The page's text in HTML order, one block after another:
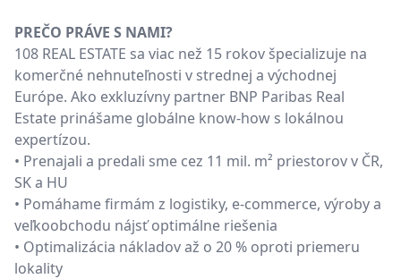
PREČO PRÁVE S NAMI?
108 REAL ESTATE sa viac než 15 rokov špecializuje na
komerčné nehnuteľnosti v strednej a východnej
Európe. Ako exkluzívny partner BNP Paribas Real
Estate prinášame globálne know-how s lokálnou
expertízou.
• Prenajali a predali sme cez 11 mil. m² priestorov v ČR,
SK a HU
• Pomáhame firmám z logistiky, e-commerce, výroby a
veľkoobchodu nájsť optimálne riešenia
• Optimalizácia nákladov až o 20 % oproti priemeru
lokality